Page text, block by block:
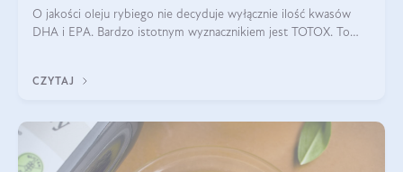
O jakości oleju rybiego nie decyduje wyłącznie ilość kwasów
DHA i EPA. Bardzo istotnym wyznacznikiem jest TOTOX. To
CZYTAJ